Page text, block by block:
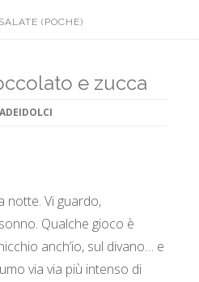
(POCHE)
e zucca
notte. Vi guardo,
Qualche gioco è
anch’io, sul divano… e
via via più intenso di